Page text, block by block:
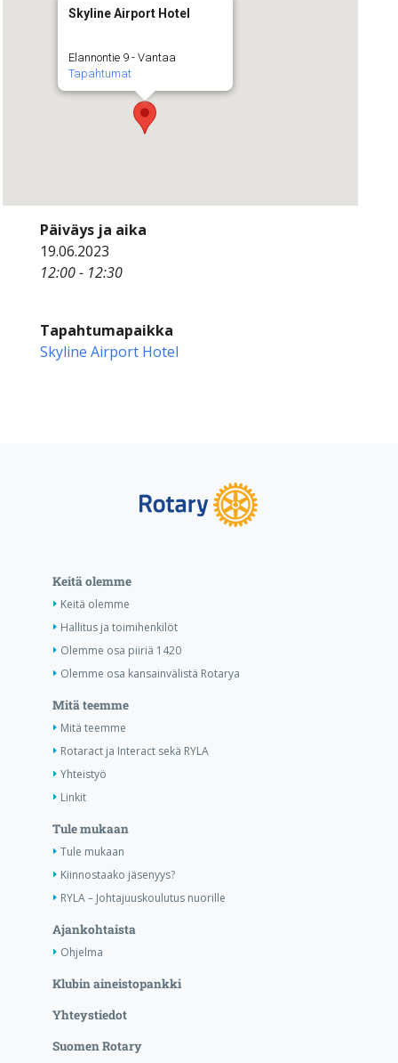
Skyline Airport Hotel
Elannontie 9 - Vantaa
Tapahtumat
Päiväys ja aika
19.06.2023
12:00 - 12:30
Tapahtumapaikka
Skyline Airport Hotel
Keitä olemme
Keitä olemme
Hallitus ja toimihenkilöt
Olemme osa piiriä 1420
Olemme osa kansainvälistä Rotarya
Mitä teemme
Mitä teemme
Rotaract ja Interact sekä RYLA
Yhteistyö
Linkit
Tule mukaan
Tule mukaan
Kiinnostaako jäsenyys?
RYLA – Johtajuuskoulutus nuorille
Ajankohtaista
Ohjelma
Klubin aineistopankki
Yhteystiedot
Suomen Rotary